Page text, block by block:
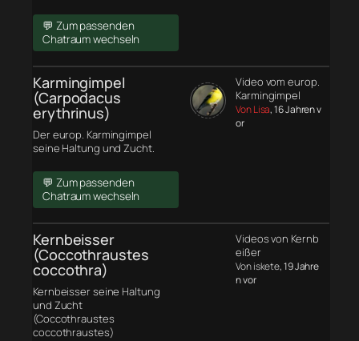
💬 Zum passenden
Chatraum wechseln
Karmingimpel
(Carpodacus
erythrinus)
Der europ. Karmingimpel
seine Haltung und Zucht.
💬 Zum passenden
Chatraum wechseln
Video vom europ.
Karmingimpel
Von Lisa, 16 Jahren v
or
Kernbeisser
(Coccothraustes
coccothra)
Kernbeisser seine Haltung
und Zucht
(Coccothraustes
coccothraustes)
Videos von Kernb
eißer
Von iskete, 19 Jahre
n vor